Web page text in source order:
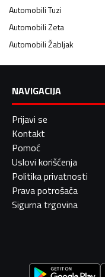
AutomobiliTuzi
AutomobiliZeta
AutomobiliŽabljak
NAVIGACIJA
Prijavi se
Kontakt
Pomoć
Uslovi korišćenja
Politika privatnosti
Prava potrošača
Sigurna trgovina